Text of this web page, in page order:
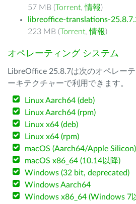
57 MB (Torrent,情報)
libreoffice-translations-
223 MB (Torrent,情報)
オペレーティング システム
LibreOffice 25.8.7は次のオペレー
ーキテクチャーで利用できます。
Linux Aarch64 (deb)
Linux Aarch64 (rpm)
Linux x64 (deb)
Linux x64 (rpm)
macOS (Aarch64/Apple Silicon)
macOS x86_64 (10.14以降)
Windows (32 bit, deprecated)
Windows Aarch64
Windows x86_64 (Windows 7